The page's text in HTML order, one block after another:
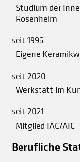
Studium der
Rosenheim
seit 1996
Eigene
seit 2020
Werkstatt im
seit 2021
Mitglied IAC/AIC
Berufliche